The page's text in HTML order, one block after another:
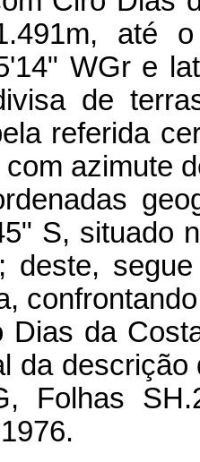
até
WGr e
de
referida
azimute
S, situado
deste,
Dias da
da
Folhas